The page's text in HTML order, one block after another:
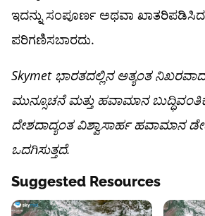
ಇದನ್ನು ಸಂಪೂರ್ಣ ಅಥವಾ
ಪರಿಗಣಿಸಬಾರದು.
Skymet ಭಾರತದಲ್ಲಿನ ಅತ್ಯಂತ
ಮುನ್ಸೂಚನೆ ಮತ್ತು ಹವಾಮಾನ
ದೇಶದಾದ್ಯಂತ ವಿಶ್ವಾಸಾರ್ಹ ಹವಾಮಾನ
ಒದಗಿಸುತ್ತದೆ.
Suggested Resources